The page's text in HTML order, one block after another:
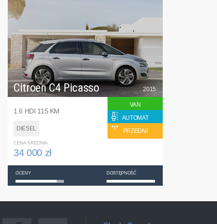
Citroen C4 Picasso
1.6 HDI 115 KM
DIESEL
2015
VAN
AUTOMAT
PRZEDNI
CENA ŚREDNIA
34 000 zł
OCENY DOSTĘPNOŚĆ